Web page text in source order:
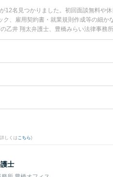
12名見つかりました。初回面談無料や
、雇用契約書・就業規則作成等の細
乙井 翔太弁護士、豊橋みらい法律事
ズ契約のトラブルを今すぐに弁護士に
約を法律相談できる豊橋市内の弁護士
しくはこちら)
士